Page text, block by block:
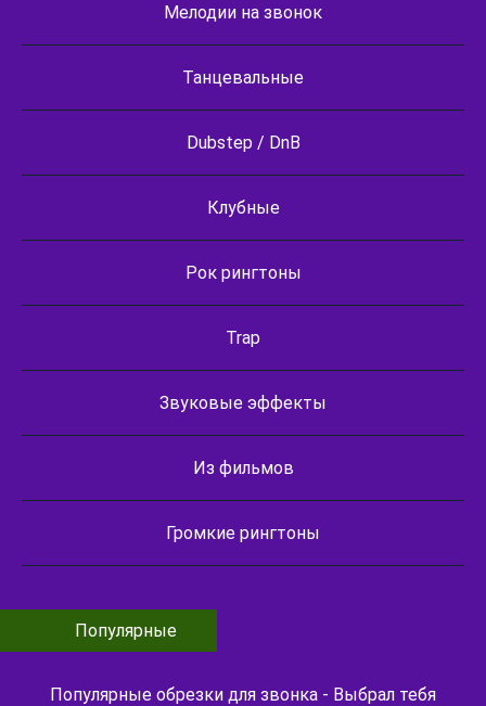
Мелодии на звонок
Танцевальные
Dubstep / DnB
Клубные
Рок рингтоны
Trap
Звуковые эффекты
Из фильмов
Громкие рингтоны
Популярные
Популярные обрезки для звонка - Выбрал тебя